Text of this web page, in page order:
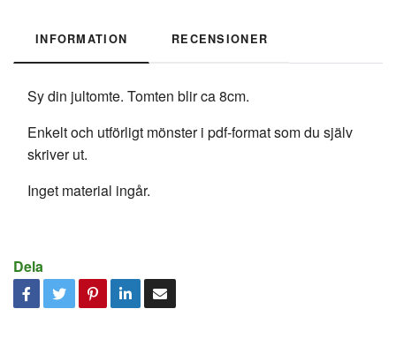
INFORMATION RECENSIONER
Sy din jultomte. Tomten blir ca 8cm.
Enkelt och utförligt mönster i pdf-format som du själv
skriver ut.
Inget material ingår.
Dela